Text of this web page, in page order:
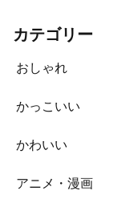
カテゴリー
おしゃれ
かっこいい
かわいい
アニメ・漫画